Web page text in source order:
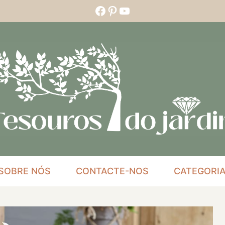
Facebook
Pinterest
YouTube
NÓS CONTACTE-NOS